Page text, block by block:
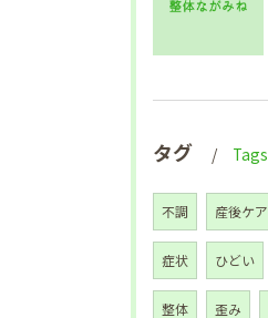
タグ Tags
不調 産後ケア
症状 ひどい
整体 歪み